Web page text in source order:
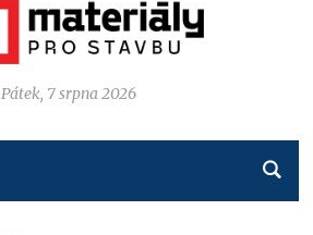
Pátek, 7 srpna 2026